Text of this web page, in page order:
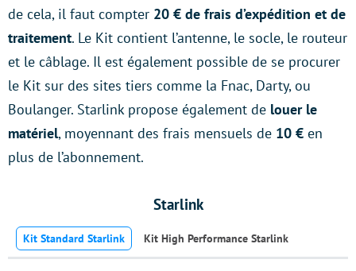
de cela, il faut compter 20 € de frais d’expédition et de
traitement. Le Kit contient l’antenne, le socle, le routeur
et le câblage. Il est également possible de se procurer
le Kit sur des sites tiers comme la Fnac, Darty, ou
Boulanger. Starlink propose également de louer le
matériel, moyennant des frais mensuels de 10 € en
plus de l’abonnement.
Starlink
Kit Standard Starlink Kit High Performance Starlink